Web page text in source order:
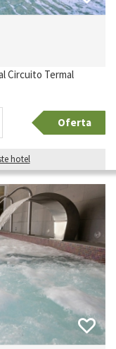
Circuito Termal
Oferta
hotel